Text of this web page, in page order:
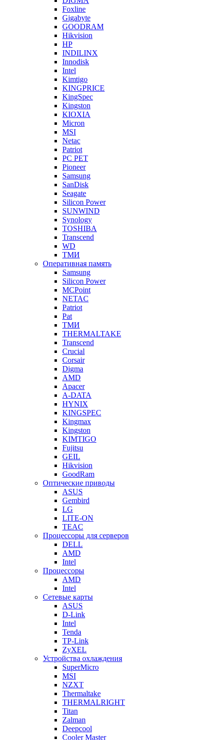
Foxline
Gigabyte
GOODRAM
Hikvision
HP
INDILINX
Innodisk
Intel
Kimtigo
KINGPRICE
KingSpec
Kingston
KIOXIA
Micron
MSI
Netac
Patriot
PC PET
Pioneer
Samsung
SanDisk
Seagate
Silicon Power
SUNWIND
Synology
TOSHIBA
Transcend
WD
ТМИ
Оперативная память
Samsung
Silicon Power
MCPoint
NETAC
Patriot
Pat
ТМИ
THERMALTAKE
Transcend
Crucial
Corsair
Digma
AMD
Apacer
A-DATA
HYNIX
KINGSPEC
Kingmax
Kingston
KIMTIGO
Fujitsu
GEIL
Hikvision
GoodRam
Оптические приводы
ASUS
Gembird
LG
LITE-ON
TEAC
Процессоры для серверов
DELL
AMD
Intel
Процессоры
AMD
Intel
Сетевые карты
ASUS
D-Link
Intel
Tenda
TP-Link
ZyXEL
Устройства охлаждения
SuperMicro
MSI
NZXT
Thermaltake
THERMALRIGHT
Titan
Zalman
Deepcool
Cooler Master